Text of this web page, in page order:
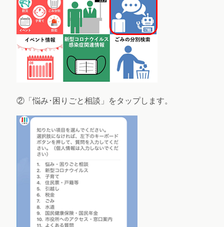
②「悩み･困りごと相談」をタップします。